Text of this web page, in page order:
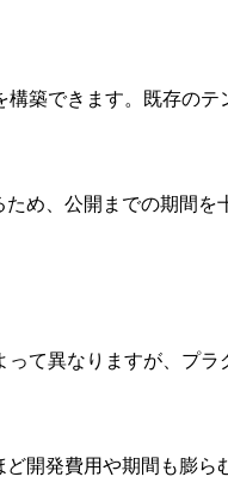
築できます。既存のテ
め、公開までの期間を
て異なりますが、プ
開発費用や期間も膨ら